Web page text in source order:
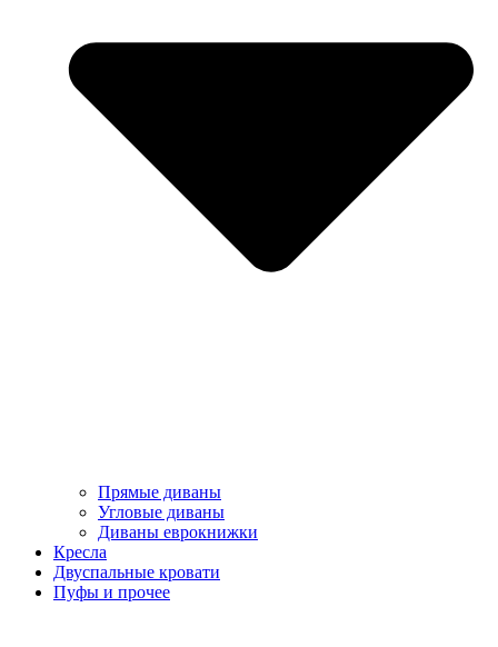
Прямые диваны
Угловые диваны
Диваны еврокнижки
Кресла
Двуспальные кровати
Пуфы и прочее